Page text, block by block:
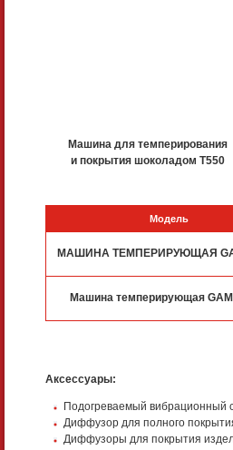
Машина для темперирования
и покрытия шоколадом T550
Модель
МАШИНА ТЕМПЕРИРУЮЩАЯ
Машина темперирующая
Аксессуары:
Подогреваемый вибрационный
Диффузор для полного
Диффузоры для покрытия